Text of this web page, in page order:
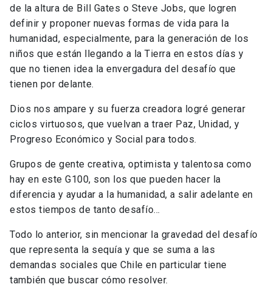
de la altura de Bill Gates o Steve Jobs, que logren
definir y proponer nuevas formas de vida para la
humanidad, especialmente, para la generación de los
niños que están llegando a la Tierra en estos días y
que no tienen idea la envergadura del desafío que
tienen por delante.
Dios nos ampare y su fuerza creadora logré generar
ciclos virtuosos, que vuelvan a traer Paz, Unidad, y
Progreso Económico y Social para todos.
Grupos de gente creativa, optimista y talentosa como
hay en este G100, son los que pueden hacer la
diferencia y ayudar a la humanidad, a salir adelante en
estos tiempos de tanto desafío…
Todo lo anterior, sin mencionar la gravedad del desafío
que representa la sequía y que se suma a las
demandas sociales que Chile en particular tiene
también que buscar cómo resolver.